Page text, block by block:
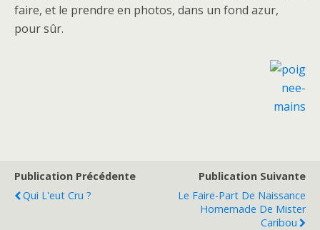
faire, et le prendre en photos, dans un fond azur,
pour sûr.
Publication Précédente
Qui L'eut Cru ?
Publication Suivante
Le Faire-Part De Naissance
Homemade De Mister
Caribou